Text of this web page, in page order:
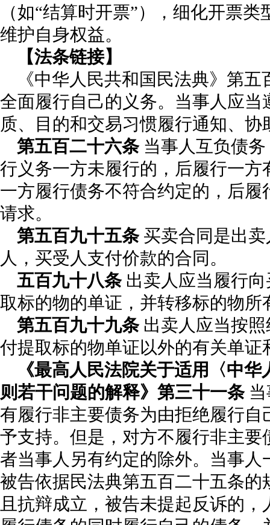
（如“结算时开票”），细化开票
维护自身权益。
【法条链接】
《中华人民共和国民法典》第
全面履行自己的义务。当事人应
质、目的和交易习惯履行通知、协
第五百二十六条 当事人互负债
行义务一方未履行的，后履行一
一方履行债务不符合约定的，后
请求。
第五百九十五条 买卖合同是出
人，买受人支付价款的合同。
五百九十八条 出卖人应当履行
取标的物的单证，并转移标的物所
第五百九十九条 出卖人应当按
付提取标的物单证以外的有关单证
《最高人民法院关于适用〈中
则若干问题的解释》第三十一条
有履行非主要债务为由拒绝履行
予支持。但是，对方不履行非主
者当事人另有约定的除外。当事
被告依据民法典第五百二十五条
且抗辩成立，被告未提起反诉的